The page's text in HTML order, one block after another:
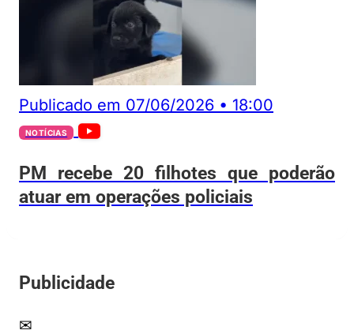
Publicado em 07/06/2026 • 18:00
NOTÍCIAS
PM recebe 20 filhotes que poderão
atuar em operações policiais
Publicidade
✉